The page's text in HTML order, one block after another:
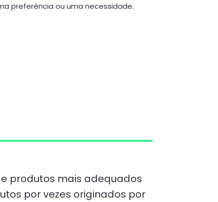
preferência ou uma necessidade.
produtos mais adequados
por vezes originados por